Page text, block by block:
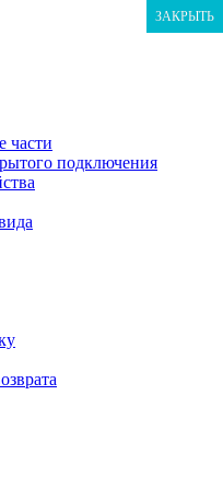
части
подключения
ЗАКРЫТЬ
ЗАКРЫТЬ
ЗАКРЫТЬ